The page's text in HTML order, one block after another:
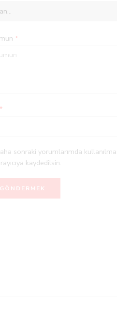
*
*
sonraki yorumlarımda
kaydedilsin.